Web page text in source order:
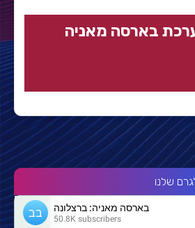
בארסה מאניה
שלנו